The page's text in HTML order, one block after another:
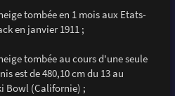
tombée en 1 mois aux Etats-
en janvier 1911 ;
tombée au cours d'une seule
est de 480,10 cm du 13 au
Bowl (Californie) ;